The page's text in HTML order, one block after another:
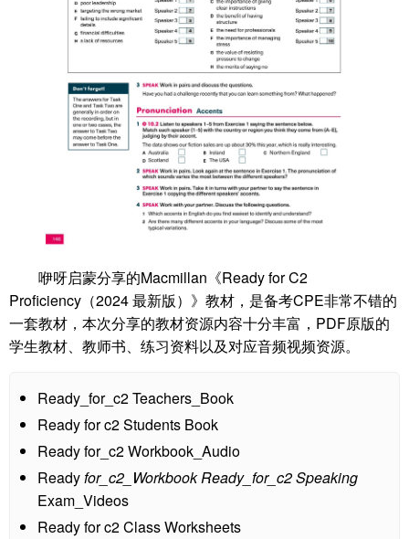
咿呀启蒙分享的Macmillan《Ready for C2
Proficiency（2024 最新版）》教材，是备考CPE非常不错的
一套教材，本次分享的教材资源内容十分丰富，PDF原版的
学生教材、教师书、练习资料以及对应音频视频资源。
Ready_for_c2 Teachers_Book
Ready for c2 Students Book
Ready for_c2 Workbook_Audio
Readyfor_c2_Workbook Ready_for_c2 Speaking
Exam_Videos
Ready for c2 Class Worksheets